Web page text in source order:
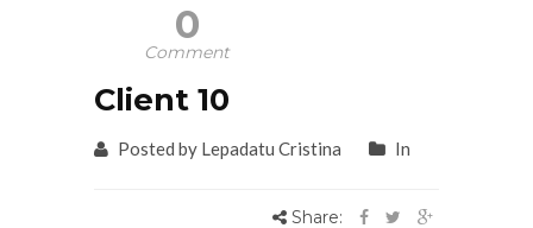
0
Comment
Client 10
Posted by Lepadatu Cristina In
Share: